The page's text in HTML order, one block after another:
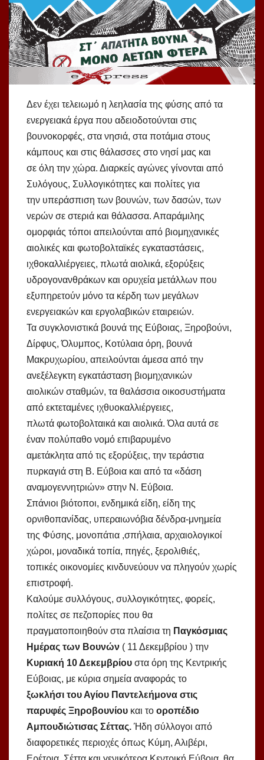
Δεν έχει τελειωμό η λεηλασία της φύσης από τα
ενεργειακά έργα που αδειοδοτούνται στις
βουνοκορφές, στα νησιά, στα ποτάμια στους
κάμπους και στις θάλασσες στο νησί μας και
σε όλη την χώρα. Διαρκείς αγώνες γίνονται από
Συλόγους, Συλλογικότητες και πολίτες για
την υπεράσπιση των βουνών, των δασών, των
νερών σε στεριά και θάλασσα. Απαράμιλης
ομορφιάς τόποι απειλούνται από βιομηχανικές
αιολικές και φωτοβολταϊκές εγκαταστάσεις,
ιχθοκαλλιέργειες, πλωτά αιολικά, εξορύξεις
υδρογονανθράκων και ορυχεία μετάλλων που
εξυπηρετούν μόνο τα κέρδη των μεγάλων
ενεργειακών και εργολαβικών εταιρειών.
Τα συγκλονιστικά βουνά της Εύβοιας, Ξηροβούνι,
Δίρφυς, Όλυμπος, Κοτύλαια όρη, βουνά
Μακρυχωρίου, απειλούνται άμεσα από την
ανεξέλεγκτη εγκατάσταση βιομηχανικών
αιολικών σταθμών, τα θαλάσσια οικοσυστήματα
από εκτεταμένες ιχθυοκαλλιέργειες,
πλωτά φωτοβολταικά και αιολικά. Όλα αυτά σε
έναν πολύπαθο νομό επιβαρυμένο
αμετάκλητα από τις εξορύξεις, την τεράστια
πυρκαγιά στη Β. Εύβοια και από τα «δάση
αναμογεννητριών» στην Ν. Εύβοια.
Σπάνιοι βιότοποι, ενδημικά είδη, είδη της
ορνιθοπανίδας, υπεραιωνόβια δένδρα-μνημεία
της Φύσης, μονοπάτια ,σπήλαια, αρχαιολογικοί
χώροι, μοναδικά τοπία, πηγές, ξερολιθιές,
τοπικές οικονομίες κινδυνεύουν να πληγούν χωρίς
επιστροφή.
Καλούμε συλλόγους, συλλογικότητες, φορείς,
πολίτες σε πεζοπορίες που θα
πραγματοποιηθούν στα πλαίσια τη Παγκόσμιας
Ημέρας των Βουνών ( 11 Δεκεμβρίου ) την
Κυριακή 10 Δεκεμβρίου στα όρη της Κεντρικής
Εύβοιας, με κύρια σημεία αναφοράς το
ξωκλήσι του Αγίου Παντελεήμονα στις
παρυφές Ξηροβουνίου και το οροπέδιο
Αμπουδιώτισας Σέττας. Ήδη σύλλογοι από
διαφορετικές περιοχές όπως Κύμη, Αλιβέρι,